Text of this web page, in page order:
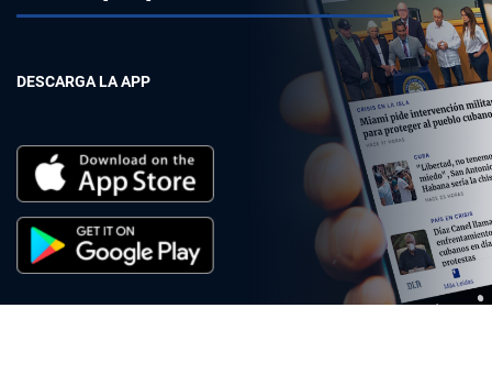
DESCARGA LA APP